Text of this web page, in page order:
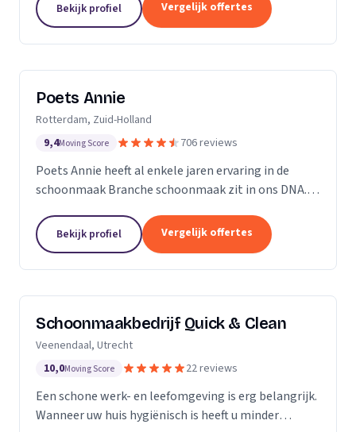
dakgoten...
Bekijk profiel Vergelijk offertes
Poets Annie
Rotterdam, Zuid-Holland
9,4Moving Score 706 reviews
Poets Annie heeft al enkele jaren ervaring in de
schoonmaak Branche schoonmaak zit in ons DNA.
Kantoor panden Scholen Zwembaden Vakantie
parkeren Traphuizen...
Bekijk profiel Vergelijk offertes
Schoonmaakbedrijf Quick & Clean
Veenendaal, Utrecht
10,0Moving Score 22 reviews
Een schone werk- en leefomgeving is erg belangrijk.
Wanneer uw huis hygiënisch is heeft u minder